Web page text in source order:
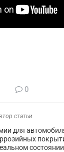
0
статьи
для